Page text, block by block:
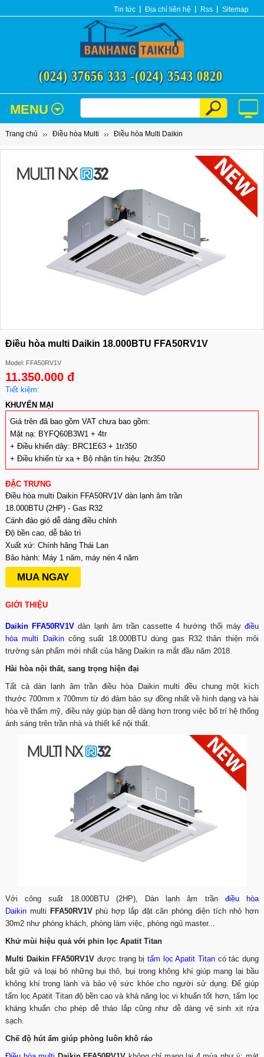
Tin tức Địa chỉ liên hệ Rss Sitemap
(024) 37656 333 -(024) 3543 0820
MENU
Trang chủ Điều hòa Multi Điều hòa Multi Daikin
Điều hòa multi Daikin 18.000BTU FFA50RV1V
Model: FFA50RV1V
11.350.000 đ
Tiết kiệm:
KHUYẾN MẠI
Giá trên đã bao gồm VAT chưa bao gồm:
Mặt nạ: BYFQ60B3W1 + 4tr
+ Điều khiển dây: BRC1E63 + 1tr350
+ Điều khiển từ xa + Bộ nhận tín hiệu: 2tr350
ĐẶC TRƯNG
Điều hòa multi Daikin FFA50RV1V dàn lạnh âm trần
18.000BTU (2HP) - Gas R32
Cánh đảo gió dễ dàng điều chỉnh
Độ bền cao, dễ bảo trì
Xuất xứ: Chính hãng Thái Lan
Bảo hành: Máy 1 năm, máy nén 4 năm
MUA NGAY
GIỚI THIỆU
Daikin FFA50RV1V dàn lạnh âm trần cassette 4 hướng thổi máyđiều
hòa multi Daikincông suất 18.000BTU dùng gas R32 thân thiện môi
trường sản phẩm mới nhất của hãng Daikin ra mắt đầu năm 2018.
Hài hòa nội thất, sang trọng hiện đại
Tất cả dàn lạnh âm trần điều hòa Daikin multi đều chung một kích
thước 700mm x 700mm từ đó đảm bảo sự đồng nhất về hình dạng và hài
hòa về thẩm mỹ, điều này giúp bạn dễ dàng hơn trong việc bố trí hệ thống
ánh sáng trên trần nhà và thiết kế nội thất.
Với công suất 18.000BTU (2HP), Dàn lạnh âm trần điều hòa
Daikin multi FFA50RV1Vphù hợp lắp đặt căn phòng diện tích nhỏ hơn
30m2 như phòng khách, phòng làm việc, phòng ngủ master...
Khử mùi hiệu quả với phin lọc Apatit Titan
Multi Daikin FFA50RV1V được trạng bị tấm lọc Apatit Titan có tác dụng
bắt giữ và loại bỏ những bụi thô, bụi trong không khí giúp mang lại bầu
không khí trong lành và bảo vệ sức khỏe cho người sử dụng. Để giúp
tấm lọc Apatit Titan độ bền cao và khả năng lọc vi khuẩn tốt hơn, tấm lọc
kháng khuẩn cho phép dễ tháo lắp cũng như dễ dàng vệ sinh xịt rửa
sạch.
Chế độ hút ẩm giúp phòng luôn khô ráo